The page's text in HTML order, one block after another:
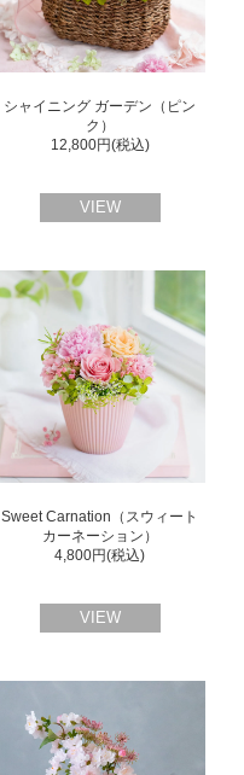
シャイニング ガーデン（ピン
ク）
12,800円(税込)
VIEW
Sweet Carnation（スウィート
カーネーション）
4,800円(税込)
VIEW